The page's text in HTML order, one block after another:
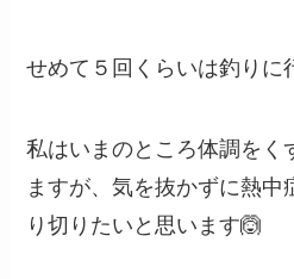
せめて５回くらいは釣りに
私はいまのところ体調をく
ますが、気を抜かずに熱
り切りたいと思います🙆